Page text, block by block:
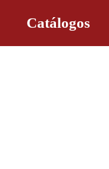
Catálogos